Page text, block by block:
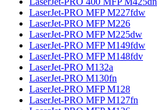
LaserJet-PRO MFP M227fdw
LaserJet-PRO MFP M226
LaserJet-PRO MFP M225dw
LaserJet-PRO MFP M149fdw
LaserJet-PRO MFP M148fdv
LaserJet-PRO M132a
LaserJet-PRO M130fn
LaserJet-PRO MFP M128
LaserJet-PRO MFP M127fn